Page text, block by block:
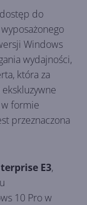
do
Windows
wydajności,
która za
formie
przeznaczona
E3,
10 Pro w